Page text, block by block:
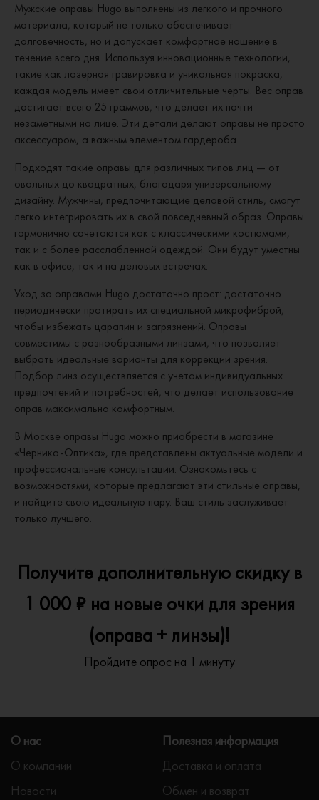
Мужские оправы Hugo выполнены из легкого и прочного
материала, который не только обеспечивает
долговечность, но и допускает комфортное ношение в
течение всего дня. Используя инновационные технологии,
такие как лазерная гравировка и уникальная покраска,
каждая модель имеет свои отличительные черты. Вес оправ
достигает всего 25 граммов, что делает их почти
незаметными на лице. Эти детали делают оправы не просто
аксессуаром, а важным элементом гардероба.
Подходят такие оправы для различных типов лиц — от
овальных до квадратных, благодаря универсальному
дизайну. Мужчины, предпочитающие деловой стиль, смогут
легко интегрировать их в свой повседневный образ. Оправы
гармонично сочетаются как с классическими костюмами,
так и с более расслабленной одеждой. Они будут уместны
как в офисе, так и на деловых встречах.
Уход за оправами Hugo достаточно прост: достаточно
периодически протирать их специальной микрофиброй,
чтобы избежать царапин и загрязнений. Оправы
совместимы с разнообразными линзами, что позволяет
выбрать идеальные варианты для коррекции зрения.
Подбор линз осуществляется с учетом индивидуальных
предпочтений и потребностей, что делает использование
оправ максимально комфортным.
В Москве оправы Hugo можно приобрести в магазине
«Черника-Оптика», где представлены актуальные модели и
профессиональные консультации. Ознакомьтесь с
возможностями, которые предлагают эти стильные оправы,
и найдите свою идеальную пару. Ваш стиль заслуживает
только лучшего.
Получите дополнительную скидку в
1 000 ₽ на новые очки для зрения
(оправа + линзы)!
Пройдите опрос на 1 минуту
О нас
О компании
Новости
Полезная информация
Доставка и оплата
Обмен и возврат